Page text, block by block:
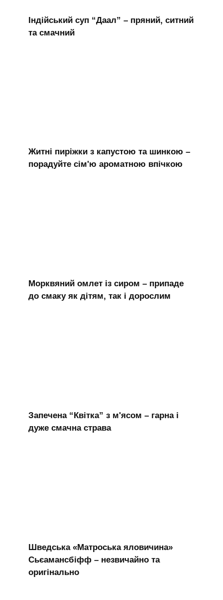
Індійський суп “Даал” – пряний, ситний
та смачний
Житні пиріжки з капустою та шинкою –
порадуйте сім'ю ароматною впічкою
Морквяний омлет із сиром – припаде
до смаку як дітям, так і дорослим
Запечена “Квітка” з м'ясом – гарна і
дуже смачна страва
Шведська «Матроська яловичина»
Сьєамансбіфф – незвичайно та
оригінально